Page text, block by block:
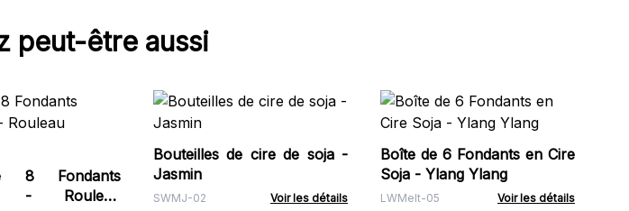
peut-être aussi
8 Fondants
- Rouleau
Bouteilles de cire de soja -
Jasmin
SWMJ-02 Voir les détails
Boîte de 6 Fondants en Cire
Soja - Ylang Ylang
LWMelt-05 Voir les détails